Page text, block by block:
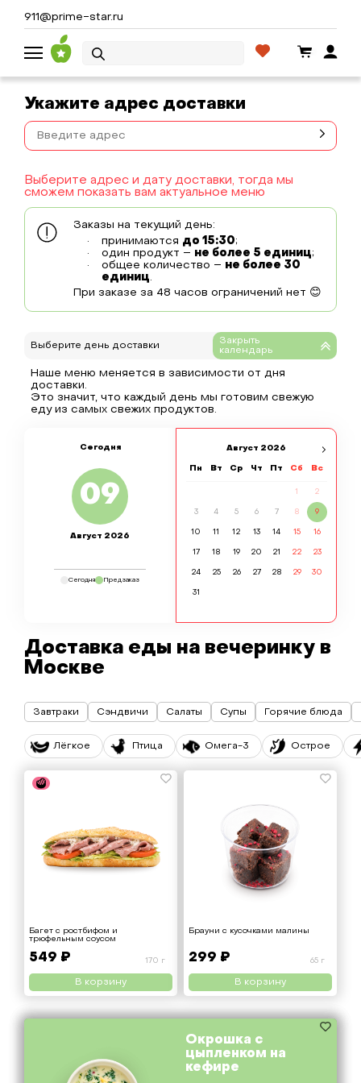
911@prime-star.ru
Укажите адрес доставки
Выберите адрес и дату доставки, тогда мы
сможем показать вам актуальное меню
Заказы на текущий день:
принимаются до 15:30;
один продукт – не более 5 единиц;
общее количество – не более 30
единиц.
При заказе за 48 часов ограничений нет 😊
Выберите день доставки
Наше меню меняется в зависимости от дня
доставки.
Это значит, что каждый день мы готовим свежую
еду из самых свежих продуктов.
Сегодня
09
Август 2026
Сегодня Предзаказ
Август 2026
Пн Вт Ср Чт Пт Сб Вс
1 2
3 4 5 6 7 8 9
10 11 12 13 14 15 16
17 18 19 20 21 22 23
24 25 26 27 28 29 30
31
Доставка еды на вечеринку в
Москве
Завтраки Сэндвичи Салаты Супы Горячие блюда
Лёгкое Птица Омега-3 Острое
Багет с ростбифом и
трюфельным соусом
549 ₽ 170 г
В корзину
Брауни с кусочками малины
299 ₽ 65 г
В корзину
Котлета
"Пожарская" с
картофельным
Овощи Mix
Окрошка с
цыпленком на
кефире